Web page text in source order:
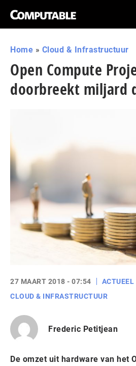
Home » Cloud & Infrastructuur
Open Compute
doorbreekt miljard
27 MAART 2018 - 07:54
ACTUEEL
CLOUD & INFRASTRUCTUUR
Frederic Petitjean
De omzet uit hardware van het